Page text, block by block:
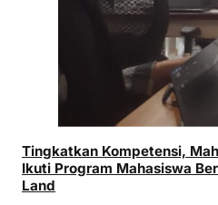
Tingkatkan Kompetensi,
Ikuti Program Mahasiswa Berdampak
Land